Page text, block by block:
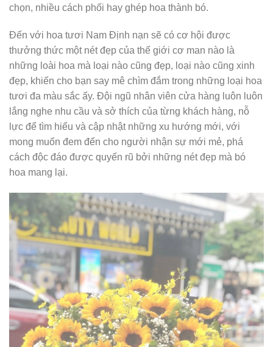
chọn, nhiều cách phối hay ghép hoa thành bó.
Đến với hoa tươi Nam Định nạn sẽ có cơ hội được
thưởng thức một nét đẹp của thế giới cơ man nào là
những loài hoa mà loại nào cũng đẹp, loại nào cũng xinh
đẹp, khiến cho bạn say mê chìm đắm trong những loại hoa
tươi đa màu sắc ấy. Đội ngũ nhân viên cửa hàng luôn luôn
lắng nghe nhu cầu và sở thích của từng khách hàng, nỗ
lực để tìm hiểu và cập nhật những xu hướng mới, với
mong muốn đem đến cho người nhận sự mới mẻ, phá
cách độc đáo được quyến rũ bởi những nét đẹp mà bó
hoa mang lại.